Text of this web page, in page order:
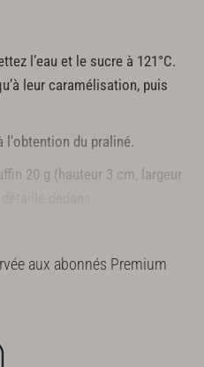
l’eau et le sucre à 121°C.
leur caramélisation, puis
l'obtention du praliné.
20 g (hauteur 3 cm, largeur
aux abonnés Premium